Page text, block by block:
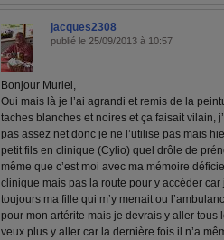
jacques2308
publié le 25/09/2013 à 10:57
Bonjour Muriel,
Oui mais là je l’ai agrandi et remis de la
taches blanches et noires et ça faisait vilain,
pas assez net donc je ne l’utilise pas mais
petit fils en clinique (Cylio) quel drôle de
même que c’est moi avec ma mémoire
clinique mais pas la route pour y accéder car
toujours ma fille qui m’y menait ou
pour mon artérite mais je devrais y aller tous
veux plus y aller car la dernière fois il n’a